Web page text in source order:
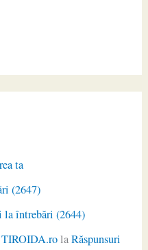
ta
(2647)
la întrebări (2644)
TIROIDA.rolaRăspunsuri